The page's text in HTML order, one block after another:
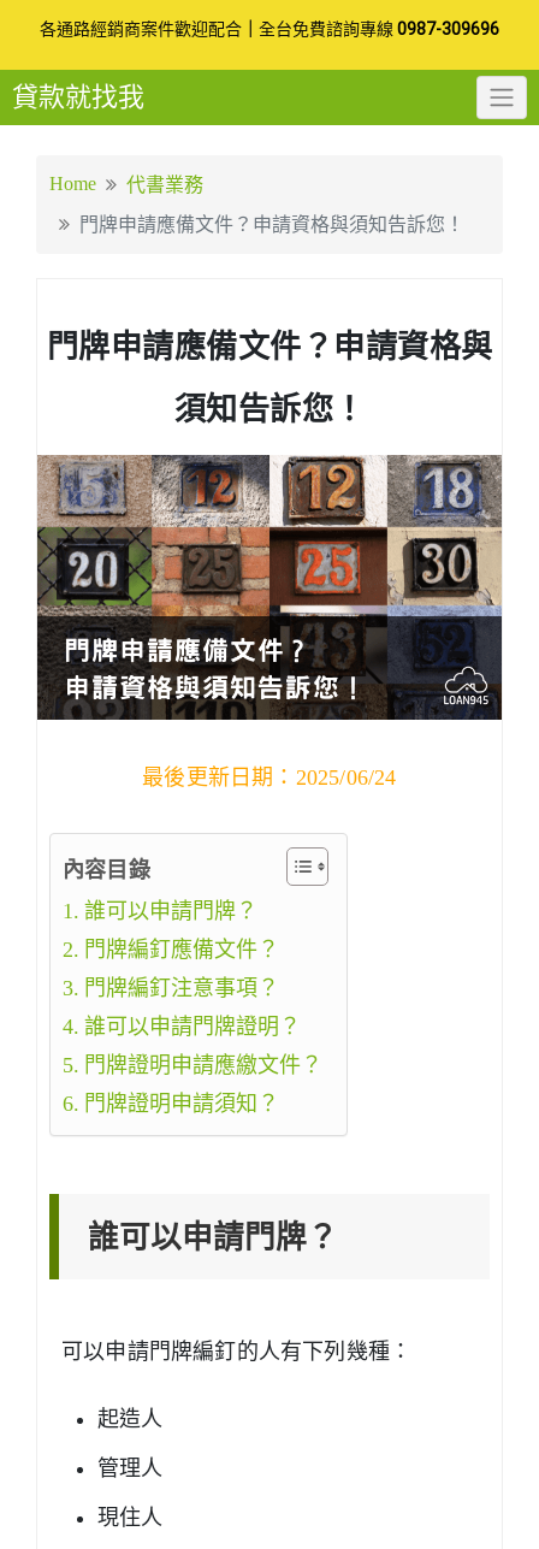
to
content
各通路經銷商案件歡迎配合 全台免費諮詢專線 0987-309696
貸款就找我
Home
代書業務
門牌申請應備文件？申請資格與須知告訴您！
門牌申請應備文件？申請資格與
須知告訴您！
最後更新日期：2025/06/24
內容目錄
誰可以申請門牌？
門牌編釘應備文件？
門牌編釘注意事項？
誰可以申請門牌證明？
門牌證明申請應繳文件？
門牌證明申請須知？
誰可以申請門牌？
可以申請門牌編釘的人有下列幾種：
起造人
管理人
現住人